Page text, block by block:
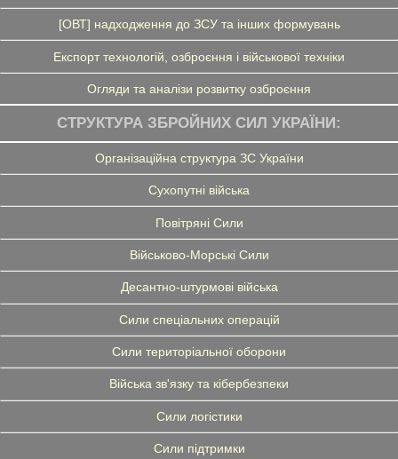
[ОВТ] надходження до ЗСУ та інших формувань
Експорт технологій, озброєння і військової техніки
Огляди та аналізи розвитку озброєння
СТРУКТУРА ЗБРОЙНИХ СИЛ УКРАЇНИ:
Організаційна структура ЗС України
Сухопутні війська
Повітряні Сили
Військово-Морські Сили
Десантно-штурмові війська
Сили спеціальних операцій
Сили територіальної оборони
Війська зв'язку та кібербезпеки
Сили логістики
Сили підтримки